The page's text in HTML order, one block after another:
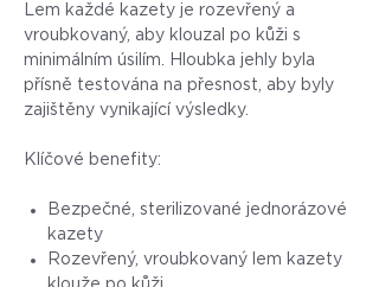
Lem každé kazety je rozevřený a
vroubkovaný, aby klouzal po kůži s
minimálním úsilím. Hloubka jehly byla
přísně testována na přesnost, aby byly
zajištěny vynikající výsledky.
Klíčové benefity:
Bezpečné, sterilizované jednorázové
kazety
Rozevřený, vroubkovaný lem kazety